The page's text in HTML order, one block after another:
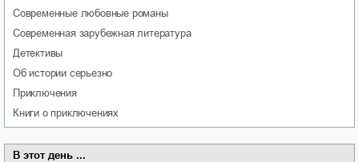
современные любовные романы
современная зарубежная литература
детективы
об истории серьезно
приключения
книги о приключениях
В этот день ...